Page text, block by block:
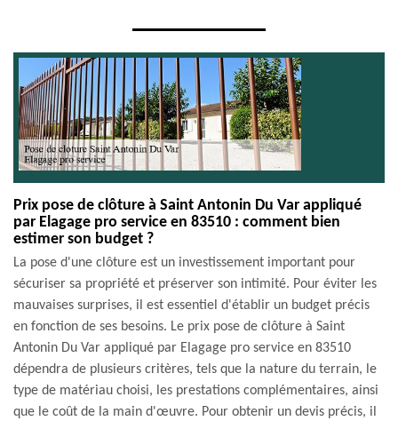
Prix pose de clôture à Saint Antonin Du Var appliqué
par Elagage pro service en 83510 : comment bien
estimer son budget ?
La pose d'une clôture est un investissement important pour
sécuriser sa propriété et préserver son intimité. Pour éviter les
mauvaises surprises, il est essentiel d'établir un budget précis
en fonction de ses besoins. Le prix pose de clôture à Saint
Antonin Du Var appliqué par Elagage pro service en 83510
dépendra de plusieurs critères, tels que la nature du terrain, le
type de matériau choisi, les prestations complémentaires, ainsi
que le coût de la main d'œuvre. Pour obtenir un devis précis, il